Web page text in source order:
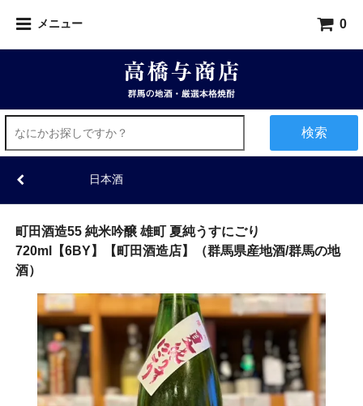
メニュー 0
検索
日本酒
町田酒造55 純米吟醸 雄町 夏純うすにごり
720ml【6BY】【町田酒造店】（群馬県産地酒/群馬の地
酒）